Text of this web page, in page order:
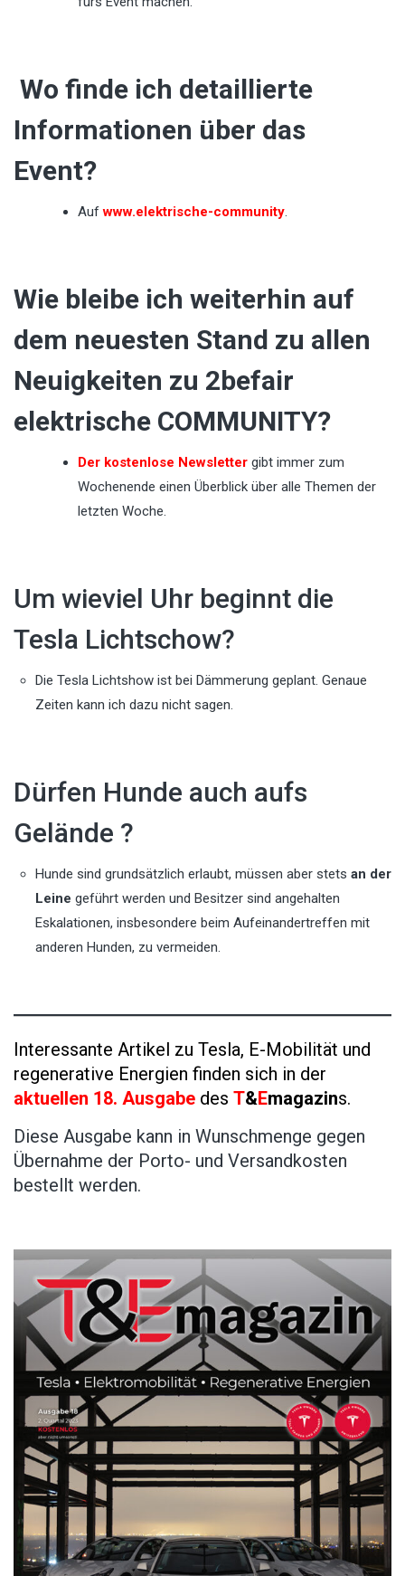
Wo finde ich detaillierte
Informationen über das
Event?
Aufwww.elektrische-community.
Wie bleibe ich weiterhin auf
dem neuesten Stand zu allen
Neuigkeiten zu 2befair
elektrische COMMUNITY?
Der kostenlose Newslettergibt immer zum
Wochenende einen Überblick über alle Themen der
letzten Woche.
Um wieviel Uhr beginnt die
Tesla Lichtschow?
Die Tesla Lichtshow ist bei Dämmerung geplant. Genaue
Zeiten kann ich dazu nicht sagen.
Dürfen Hunde auch aufs
Gelände ?
Hunde sind grundsätzlich erlaubt, müssen aber stets an der
Leine geführt werden und Besitzer sind angehalten
Eskalationen, insbesondere beim Aufeinandertreffen mit
anderen Hunden, zu vermeiden.
Interessante Artikel zu Tesla, E-Mobilität und
regenerative Energien finden sich in der
aktuellen 18. Ausgabe des T&Emagazins.
Diese Ausgabe kann in Wunschmenge gegen
Übernahme der Porto- und Versandkosten
bestellt werden.